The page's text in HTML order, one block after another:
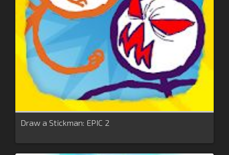
Draw a Stickman: EPIC 2